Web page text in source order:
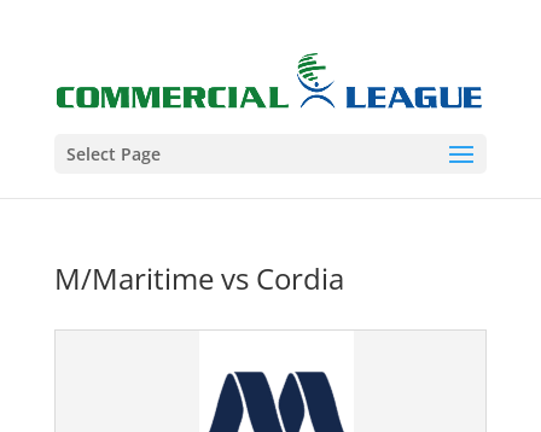
Select Page
M/Maritime vs Cordia